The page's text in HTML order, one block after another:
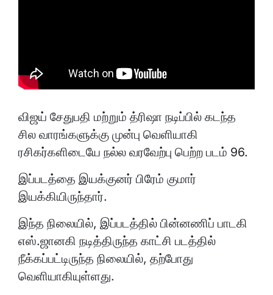
விஜய் சேதுபதி மற்றும் த்ரிஷா நடிப்பில் கடந்த
சில வாரங்களுக்கு முன்பு வெளியாகி
ரசிகர்களிடையே நல்ல வரவேற்பு பெற்ற படம் 96.
இப்படத்தை இயக்குனர் பிரேம் குமார்
இயக்கியிருந்தார்.
இந்த நிலையில், இப்படத்தில் பின்னணிப் பாடகி
எஸ்.ஜானகி நடித்திருந்த காட்சி படத்தில்
நீக்கப்பட்டிருந்த நிலையில், தற்போது
வெளியாகியுள்ளது.